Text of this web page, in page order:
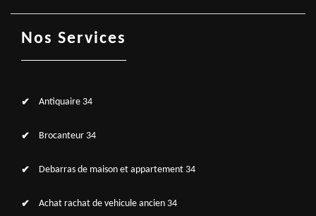
Nos Services
Antiquaire 34
Brocanteur 34
Debarras de maison et appartement 34
Achat rachat de vehicule ancien 34